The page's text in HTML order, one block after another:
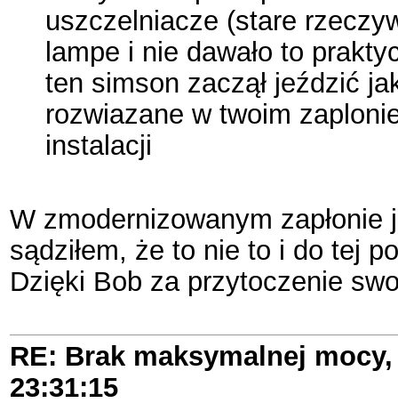
uszczelniacze (stare
lampe i nie dawało to
ten simson zaczął jeździć
rozwiazane w twoim
instalacji
W zmodernizowanym
sądziłem, że to nie to i do tej
Dzięki Bob za przytoczenie
RE: Brak maksymalnej
23:31:15